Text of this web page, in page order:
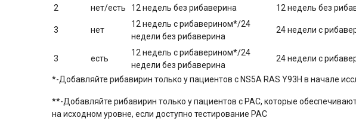
2
нет/есть 12 недель без рибаверина 12 недель без
3 нет
12 недель с рибаверином*/24
недели без рибаверина
24 недели с
3 есть
12 недель с рибаверином*/24
недели без рибаверина
24 недели с
*-Добавляйте рибавирин только у пациентов с NS5A RAS Y93H в начале
**-Добавляйте рибавирин только у пациентов с РАС, которые
на исходном уровне, если доступно тестирование РАС